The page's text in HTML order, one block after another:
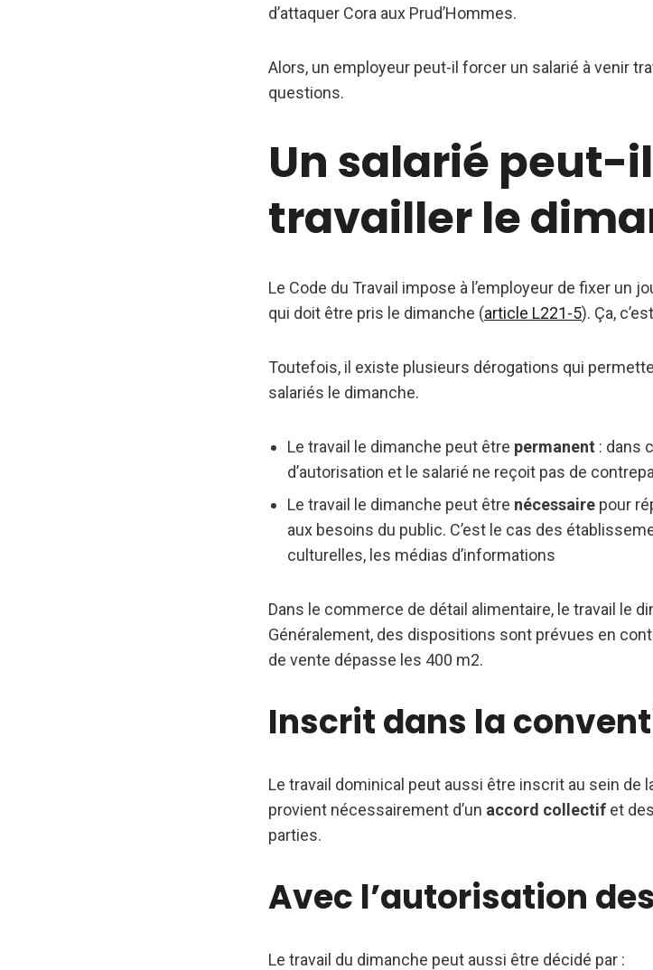
d’attaquer Cora aux Prud’Hommes.
Alors, un employeur peut-il forcer un salarié à venir
questions.
Un salarié peut-
travailler le
Le Code du Travail impose à l’employeur de fixer un
qui doit être pris le dimanche (article L221-5). Ça,
Toutefois, il existe plusieurs dérogations qui
salariés le dimanche.
Le travail le dimanche peut être permanent : dans
d’autorisation et le salarié ne reçoit pas de
Le travail le dimanche peut être nécessairepour
aux besoins du public. C’est le cas des
culturelles, les médias d’informations
Dans le commerce de détail alimentaire, le travail le
Généralement, des dispositions sont prévues en
de vente dépasse les 400 m2.
Inscrit dans la
Le travail dominical peut aussi être inscrit au sein de
provient nécessairement d’un accord collectif et
parties.
Avec l’autorisation
Le travail du dimanche peut aussi être décidé par :